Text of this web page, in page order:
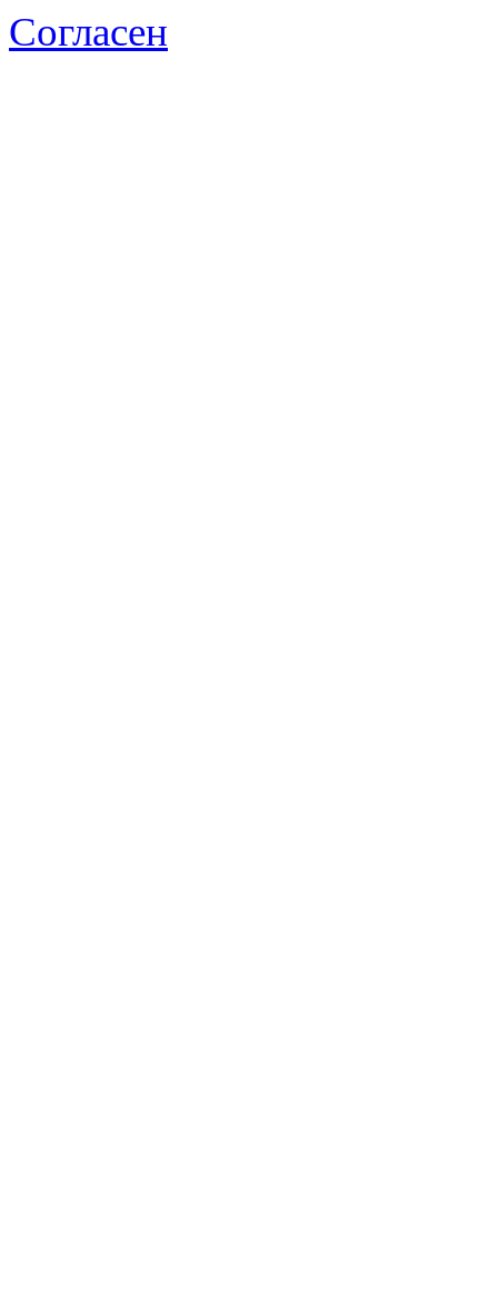
Согласен